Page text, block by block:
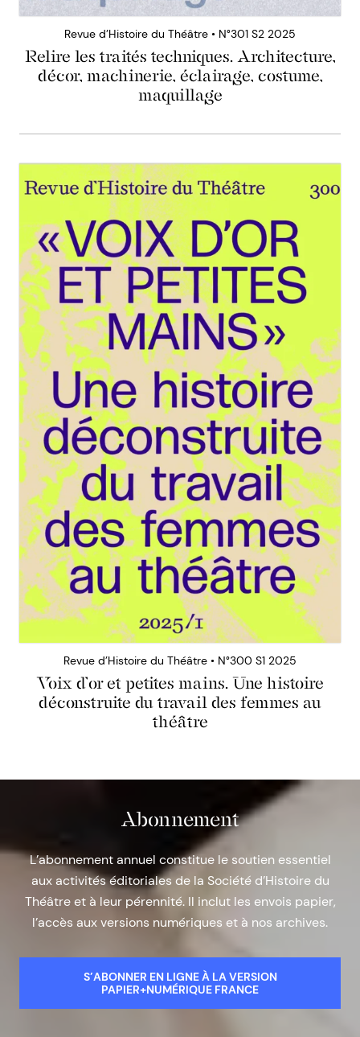
Revue d’Histoire du Théâtre • N°301 S2 2025
Relire les traités techniques. Architecture,
décor, machinerie, éclairage, costume,
maquillage
Revue d’Histoire du Théâtre • N°300 S1 2025
Voix d’or et petites mains. Une histoire
déconstruite du travail des femmes au
théâtre
Abonnement
L’abonnement annuel constitue le soutien essentiel
aux activités éditoriales de la Société d’Histoire du
Théâtre et à leur pérennité. Il inclut les envois papier,
l’accès aux versions numériques et à nos archives.
S’ABONNER EN LIGNE À LA VERSION
PAPIER+NUMÉRIQUE FRANCE